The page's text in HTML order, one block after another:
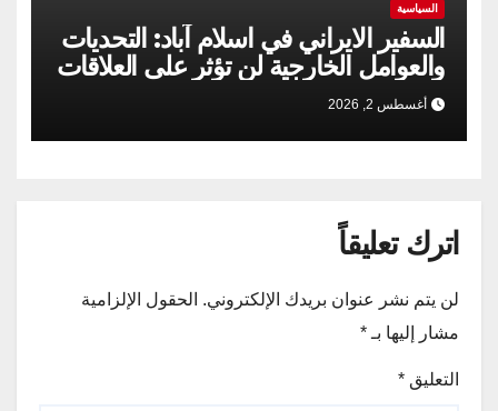
السياسية
السفير الايراني في اسلام آباد: التحديات
والعوامل الخارجية لن تؤثر على العلاقات
الإيرانية الباكستانية
أغسطس 2, 2026
اترك تعليقاً
لن يتم نشر عنوان بريدك الإلكتروني. الحقول الإلزامية
مشار إليها بـ *
التعليق *